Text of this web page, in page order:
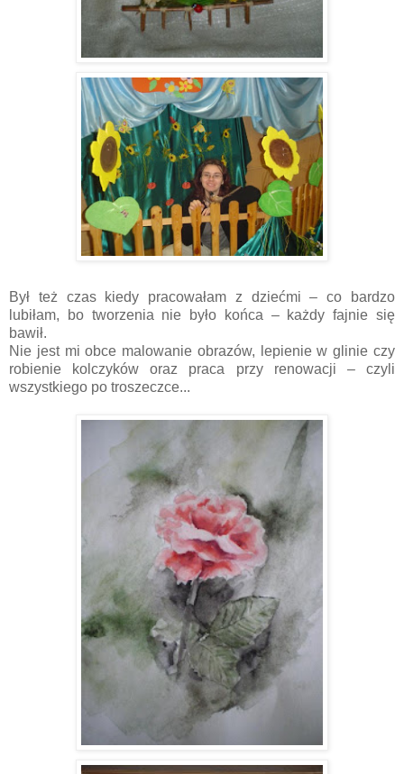
Był też czas kiedy pracowałam z dziećmi – co bardzo
lubiłam, bo tworzenia nie było końca – każdy fajnie się
bawił.
Nie jest mi obce malowanie obrazów, lepienie w glinie czy
robienie kolczyków oraz praca przy renowacji – czyli
wszystkiego po troszeczce...